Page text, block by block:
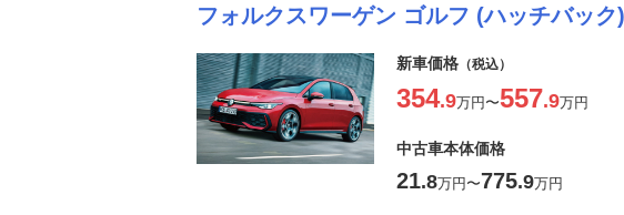
フォルクスワーゲン ゴルフ (ハッチバック)
新車価格 （税込）
354.9万円〜557.9万円
中古車本体価格
21.8万円〜775.9万円